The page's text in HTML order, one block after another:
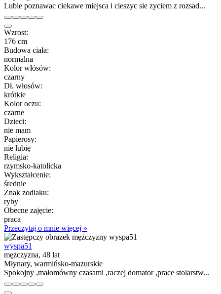
Lubie poznawac ciekawe miejsca i cieszyc sie zyciem z rozsad...
Wzrost:
176 cm
Budowa ciała:
normalna
Kolor włósów:
czarny
Dł. włosów:
krótkie
Kolor oczu:
czarne
Dzieci:
nie mam
Papierosy:
nie lubię
Religia:
rzymsko-katolicka
Wykształcenie:
średnie
Znak zodiaku:
ryby
Obecne zajęcie:
praca
Przeczytaj o mnie więcej »
wyspa51
mężczyzna, 48 lat
Młynary, warmińsko-mazurskie
Spokojny ,małomówny czasami ,raczej domator ,prace stolarstw...